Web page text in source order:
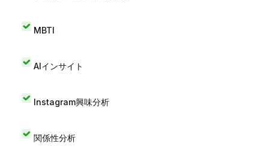
MBTI
AIインサイト
Instagram興味分析
関係性分析